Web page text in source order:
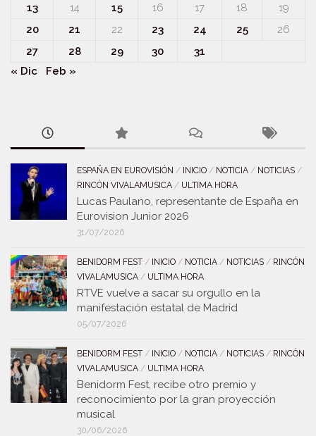
13
14 15 16 17 18
19
20
21 22 23 24 25
26
27
28 29 30
31
« Dic
Feb »
ESPAÑA EN EUROVISIÓN / INICIO / NOTICIA / NOTICIAS /
RINCÓN VIVALAMUSICA / ULTIMA HORA
Lucas Paulano, representante de España en
Eurovision Junior 2026
31/07/2026
BENIDORM FEST / INICIO / NOTICIA / NOTICIAS / RINCÓN
VIVALAMUSICA / ULTIMA HORA
RTVE vuelve a sacar su orgullo en la
manifestación estatal de Madrid
05/07/2026
BENIDORM FEST / INICIO / NOTICIA / NOTICIAS / RINCÓN
VIVALAMUSICA / ULTIMA HORA
Benidorm Fest, recibe otro premio y
reconocimiento por la gran proyección
musical
30/06/2026